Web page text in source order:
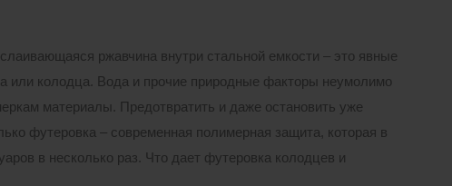
ржавчина внутри стальной емкости – это явные
или колодца. Вода и прочие природные факторы неумолимо
материалы. Предотвратить и даже остановить уже
футеровка – современная полимерная защита, которая в
в несколько раз. Что дает футеровка колодцев и